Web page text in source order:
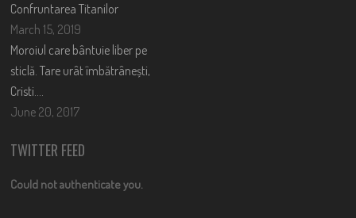
Confruntarea Titanilor
March 15, 2019
Moroiul care bântuie liber pe
sticlă. Tare urât îmbătrânești,
Cristi….
June 20, 2017
TWITTER FEED
Could not authenticate you.